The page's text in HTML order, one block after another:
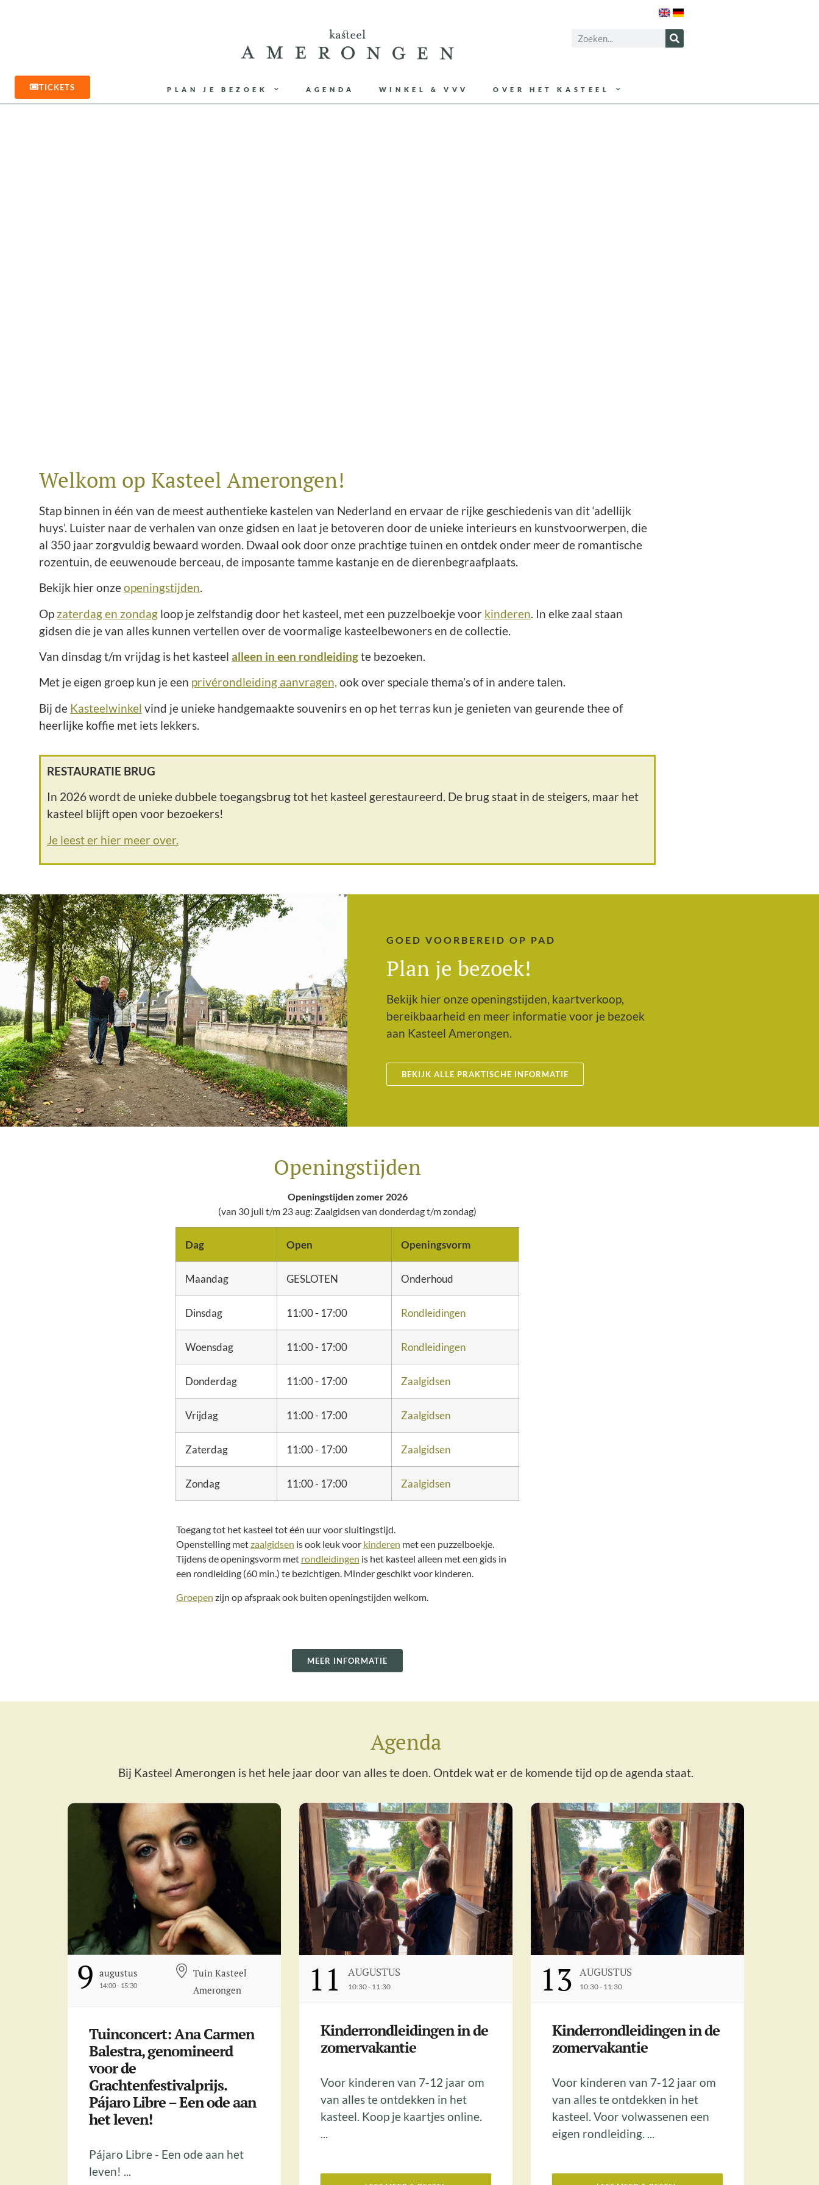
TICKETS PLAN JE BEZOEK AGENDA WINKEL & VVV OVER HET KASTEEL
Welkom op Kasteel Amerongen!
Stap binnen in één van de meest authentieke kastelen van Nederland en ervaar de rijke geschiedenis van dit ‘adellijk
huys’. Luister naar de verhalen van onze gidsen en laat je betoveren door de unieke interieurs en kunstvoorwerpen, die
al 350 jaar zorgvuldig bewaard worden. Dwaal ook door onze prachtige tuinen en ontdek onder meer de romantische
rozentuin, de eeuwenoude berceau, de imposante tamme kastanje en de dierenbegraafplaats.
Bekijk hier onzeopeningstijden.
Op zaterdag en zondag loop je zelfstandig door het kasteel, met een puzzelboekje voor kinderen . In elke zaal staan
gidsen die je van alles kunnen vertellen over de voormalige kasteelbewoners en de collectie.
Van dinsdag t/m vrijdag is het kasteel alleen in een rondleidingte bezoeken.
Met je eigen groep kun je een privérondleiding aanvragen, ook over speciale thema’s of in andere talen.
Bij de Kasteelwinkel vind je unieke handgemaakte souvenirs en op het terras kun je genieten van geurende thee of
heerlijke koffie met iets lekkers.
RESTAURATIE BRUG
In 2026 wordt de unieke dubbele toegangsbrug tot het kasteel gerestaureerd. De brug staat in de steigers, maar het
kasteel blijft open voor bezoekers!
Je leest er hier meer over.
GOED VOORBEREID OP PAD
Plan je bezoek!
Bekijk hier onze openingstijden, kaartverkoop,
bereikbaarheid en meer informatie voor je bezoek
aan Kasteel Amerongen.
BEKIJK ALLE PRAKTISCHE INFORMATIE
Openingstijden
Openingstijden zomer 2026
(van 30 juli t/m 23 aug: Zaalgidsen van donderdag t/m zondag)
Dag Open Openingsvorm
Maandag GESLOTEN Onderhoud
Dinsdag 11:00 - 17:00 Rondleidingen
Woensdag 11:00 - 17:00 Rondleidingen
Donderdag 11:00 - 17:00 Zaalgidsen
Vrijdag 11:00 - 17:00 Zaalgidsen
Zaterdag 11:00 - 17:00 Zaalgidsen
Zondag 11:00 - 17:00 Zaalgidsen
Toegang tot het kasteel tot één uur voor sluitingstijd.
Openstelling metzaalgidsen is ook leuk voor kinderen met een puzzelboekje.
Tijdens de openingsvorm met rondleidingen is het kasteel alleen met een gids in
een rondleiding (60 min.) te bezichtigen. Minder geschikt voor kinderen.
Groepen zijn op afspraak ook buiten openingstijden welkom.
MEER INFORMATIE
Agenda
Bij Kasteel Amerongen is het hele jaar door van alles te doen. Ontdek wat er de komende tijd op de agenda staat.
9 Augustus
14:00 - 15:30
Tuin Kasteel
Amerongen
Tuinconcert: Ana Carmen
Balestra, genomineerd
voor de
Grachtenfestivalprijs.
Pájaro Libre – Een ode aan
het leven!
Pájaro Libre - Een ode aan het
11 AUGUSTUS
10:30 - 11:30
Kinderrondleidingen in de
zomervakantie
Voor kinderen van 7-12 jaar om
van alles te ontdekken in het
kasteel. Koop je kaartjes online.
13 AUGUSTUS
10:30 - 11:30
Kinderrondleidingen in de
zomervakantie
Voor kinderen van 7-12 jaar om
van alles te ontdekken in het
kasteel. Voor volwassenen een
eigen rondleiding. ...